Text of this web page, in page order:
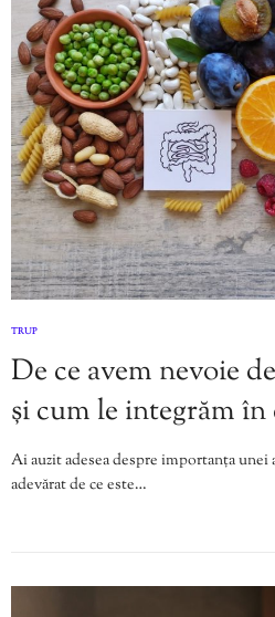
TRUP
De ce avem nevoie
și cum le integrăm
Ai auzit adesea despre importanța
adevărat de ce este…